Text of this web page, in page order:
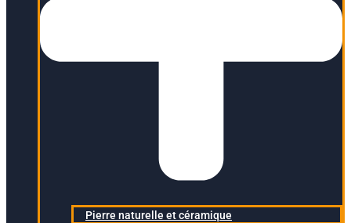
Pierre naturelle et céramique